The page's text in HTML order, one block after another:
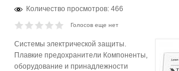
Количество просмотров: 466
Голосов еще нет
Системы электрической защиты.
Плавкие предохранители Компоненты,
оборудование и принадлежности